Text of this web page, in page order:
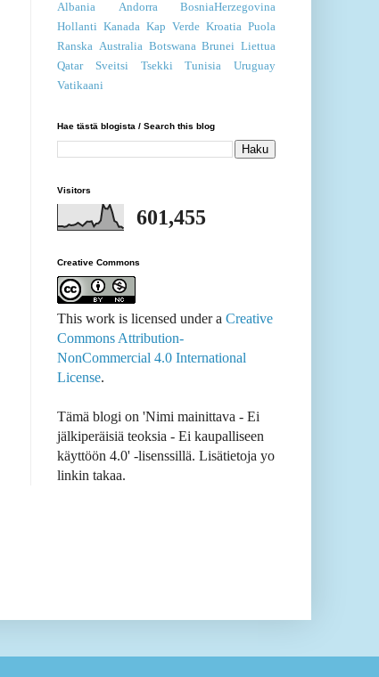
Albania Andorra
BosniaHerzegovina
Hollanti Kanada Kap Verde Kroatia Puola
Ranska Australia Botswana Brunei Liettua
Qatar
Sveitsi Tsekki Tunisia
Uruguay
Vatikaani
Hae tästä blogista / Search this blog
Visitors
601,455
Creative Commons
This work is licensed under a Creative
Commons Attribution-
NonCommercial 4.0 International
License.
Tämä blogi on 'Nimi mainittava - Ei
jälkiperäisiä teoksia - Ei kaupalliseen
käyttöön 4.0' -lisenssillä. Lisätietoja yo
linkin takaa.